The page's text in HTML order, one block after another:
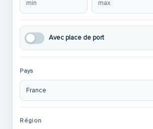
Avec place de port
Pays
Région